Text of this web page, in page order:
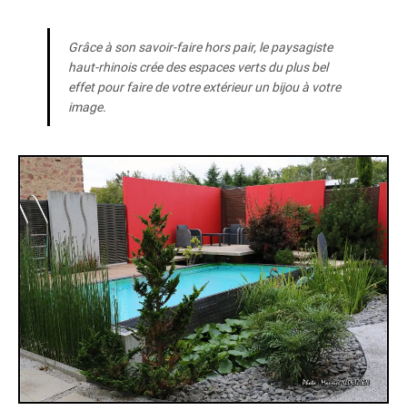
Grâce à son savoir-faire hors pair, le paysagiste
haut-rhinois crée des espaces verts du plus bel
effet pour faire de votre extérieur un bijou à votre
image.